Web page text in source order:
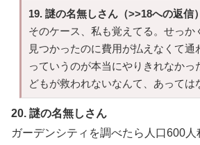
19. 謎の名無しさん（>>18への返信）
そのケース、私も覚えてる。せっか
見つかったのに費用が払えなくて通
っていうのが本当にやりきれなかっ
どもが救われないなんて、あっては
20. 謎の名無しさん
ガーデンシティを調べたら人口600